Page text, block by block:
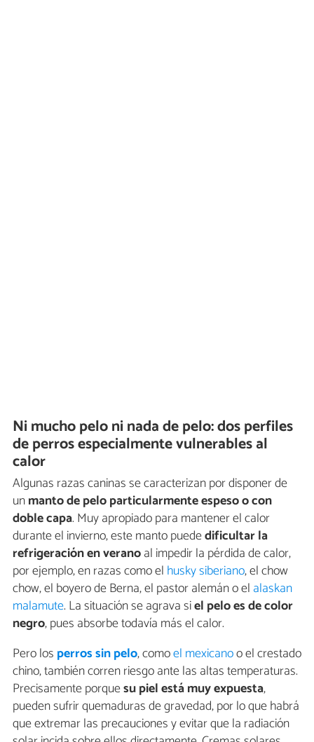
Ni mucho pelo ni nada de pelo: dos perfiles
de perros especialmente vulnerables al
calor
Algunas razas caninas se caracterizan por disponer de
unmanto de pelo particularmente espeso o con
doble capa. Muy apropiado para mantener el calor
durante el invierno, este manto puededificultar la
refrigeración en veranoal impedir la pérdida de calor,
por ejemplo, en razas como el husky siberiano, el chow
chow, el boyero de Berna, el pastor alemán o el alaskan
malamute. La situación se agrava siel pelo es de color
negro, pues absorbe todavía más el calor.
Pero los perros sin pelo, comoel mexicanoo el crestado
chino, también corren riesgo ante las altas temperaturas.
Precisamente porquesu piel está muy expuesta,
pueden sufrir quemaduras de gravedad, por lo que habrá
que extremar las precauciones y evitar que la radiación